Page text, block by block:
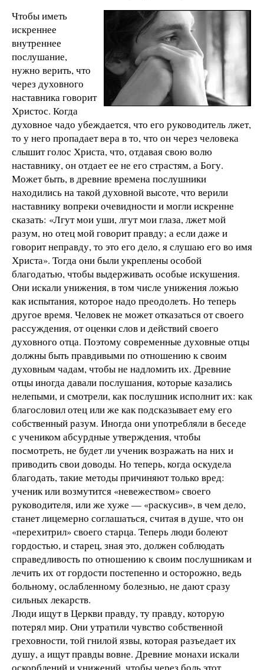
Чтобы иметь
искреннее
внутреннее
послушание,
нужно верить, что
через духовного
наставника говорит
Христос. Когда
духовное чадо убеждается, что его руководитель лжет,
то у него пропадает вера в то, что он через человека
слышит голос Христа, что, отдавая свою волю
наставнику, он отдает ее не его страстям, а Богу.
Может быть, в древние времена послушники
находились на такой духовной высоте, что верили
наставнику вопреки очевидности и могли искренне
сказать: «Лгут мои уши, лгут мои глаза, лжет мой
разум, но отец мой говорит правду; а если даже и
говорит неправду, то это его дело, я слушаю его во имя
Христа». Тогда они были укреплены особой
благодатью, чтобы выдерживать особые искушения.
Они искали унижения, в том числе унижения ложью
как испытания, которое надо преодолеть. Но теперь
другое время. Человек не может отказаться от своего
рассуждения, от оценки слов и действий своего
духовного отца. Поэтому современные духовные отцы
должны быть правдивыми по отношению к своим
духовным чадам, чтобы не надломить их. Древние
отцы иногда давали послушания, которые казались
нелепыми, и смотрели, как послушник исполнит их: как
благословил отец или же как подсказывает ему его
собственный разум. Иногда они употребляли в беседе
с учеником абсурдные утверждения, чтобы
посмотреть, не будет ли ученик возражать на них и
приводить свои доводы. Но теперь, когда оскудела
благодать, такие методы причиняют только вред:
ученик или возмутится «невежеством» своего
руководителя, или же хуже — «раскусив», в чем дело,
станет лицемерно соглашаться, считая в душе, что он
«перехитрил» своего старца. Теперь люди болеют
гордостью, и старец, зная это, должен соблюдать
справедливость по отношению к своим послушникам и
лечить их от гордости постепенно и осторожно, ведь
больному, ослабленному болезнью, не дают сразу
сильных лекарств.
Люди ищут в Церкви правду, ту правду, которую
потерял мир. Они утратили чувство собственной
греховности, той гнилой язвы, которая разъедает их
душу, а ищут правды вовне. Древние монахи искали